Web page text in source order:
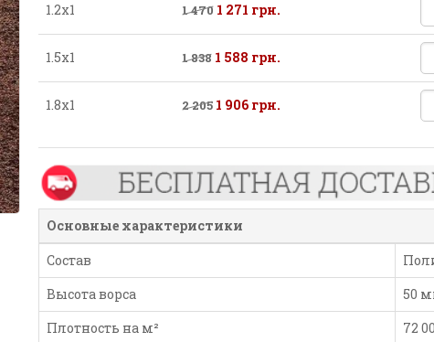
1.2х1 1 470 1 271 грн.
1.5х1 1 838 1 588 грн.
1.8х1 2 205 1 906 грн.
Основные характеристики
Состав
Высота ворса
50
Плотность на м²
72